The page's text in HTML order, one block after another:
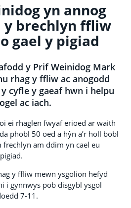
yn annog
y brechlyn ffliw
gael y pigiad
y Prif Weinidog Mark
rhag y ffliw ac anogodd
cyfle y gaeaf hwn i helpu
ac iach.
ei rhaglen fwyaf erioed ar waith
phobl 50 oed a hŷn a’r holl bobl
frechlyn am ddim yn cael eu
y ffliw mewn ysgolion hefyd
i gynnwys pob disgybl ysgol
7-11.